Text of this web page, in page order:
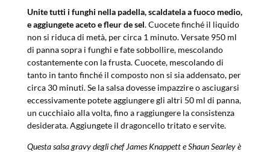
Unite tutti i funghi nella padella, scaldatela a fuoco medio,
e aggiungete aceto e fleur de sel. Cuocete finché il liquido
non si riduca di metà, per circa 1 minuto. Versate 950 ml
di panna sopra i funghi e fate sobbollire, mescolando
costantemente con la frusta. Cuocete, mescolando di
tanto in tanto finché il composto non si sia addensato, per
circa 30 minuti. Se la salsa dovesse impazzire o asciugarsi
eccessivamente potete aggiungere gli altri 50 ml di panna,
un cucchiaio alla volta, fino a raggiungere la consistenza
desiderata. Aggiungete il dragoncello tritato e servite.
Questa salsa gravy degli chef James Knappett e Shaun Searley è